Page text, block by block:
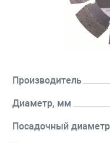
Производитель
Диаметр, мм
Посадочный